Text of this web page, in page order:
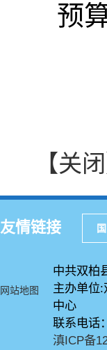
预
【关闭
友情链接
网站地图
中共双柏
主办单位
中心
联系电话
滇ICP备